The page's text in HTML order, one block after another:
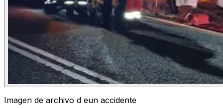
Imagen de archivo d eun accidente